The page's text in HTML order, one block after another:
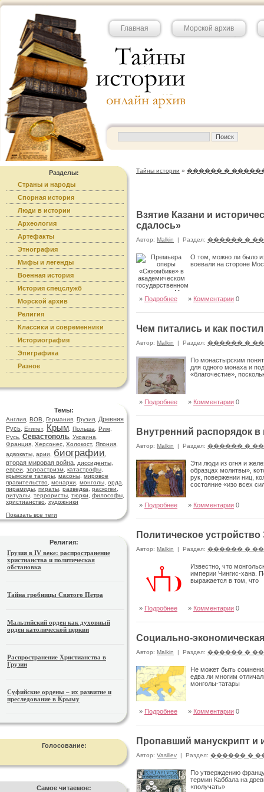
Главная Морской архив
Разделы:
Страны и народы
Спорная история
Люди в истории
Археология
Артефакты
Этнография
Мифы и легенды
Военная история
История спецслужб
Морской архив
Религия
Классики и современники
Историография
Эпиграфика
Разное
Темы:
Англия ВОВ Германия Грузия
Древняя
Русь Египет, Крым Польша Рим
Русь Севастополь Украина
Франция Херсонес Холокост, Япония
адвокаты арии биографии
вторая мировая война диссиденты
евреи
зороастризм катастрофы
крымские татары масоны мировое
правительство
монархи монголы орда
пирамиды пираты разведка раскопки
ритуалы террористы тюрки философы
христианство
художники
Показать все теги
Религия:
Грузия в IV веке: распространение
христианства и политическая
обстановка
Тайна гробницы Святого Петра
Мальтийский орден как духовный
орден католической церкви
Распространение Христианства в
Грузии
Суфийские ордены – их развитие и
преследование в Крыму
Голосование:
Самое читаемое:
Тайны истории » ������ �
Взятие Казани и
сдалось»
Автор: Malkin | Раздел: ������ �
О том, можно ли было
воевали на стороне
» Подробнее » Комментарии 0
Чем питались и как
Автор: Malkin | Раздел: ������ �
По монастырским
для одного монаха и
«благочестие»,
» Подробнее » Комментарии 0
Внутренний распорядок
Автор: Malkin | Раздел: ������ �
Эти люди из огня и
образцах молитвы»,
рук, повержении ниц,
состояние «изо всех
» Подробнее » Комментарии 0
Политическое
Автор: Malkin | Раздел: ������ �
Известно, что
империи Чингис-хана.
выражается в том, что
» Подробнее » Комментарии 0
Социально-
Автор: Malkin | Раздел: ������ �
Не может быть
едва ли многим
монголы-татары
» Подробнее » Комментарии 0
Пропавший манускрипт и
Автор: Vasiliev | Раздел: ������ �
По утверждению
термин Каббала на
«получать»